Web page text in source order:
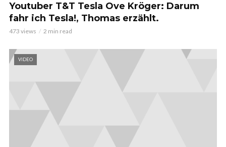
Youtuber T&T Tesla Ove Kröger: Darum
fahr ich Tesla!, Thomas erzählt.
473 views 2 min read
VIDEO